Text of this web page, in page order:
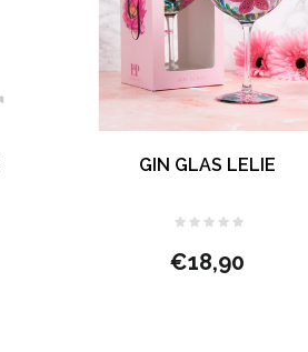
GIN GLAS LELIE
€18,90